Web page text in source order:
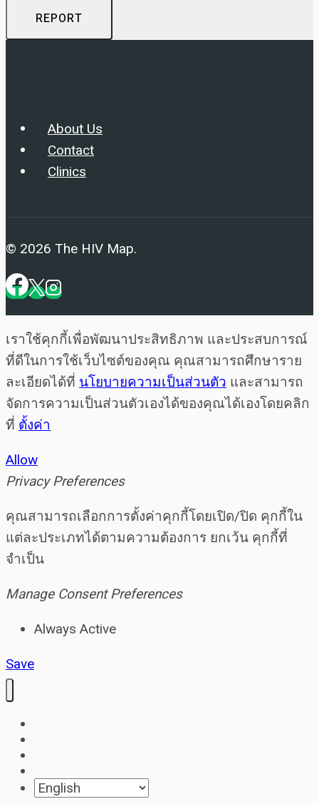
REPORT
About Us
Contact
Clinics
© 2026 The HIV Map.
เราใช้คุกกี้เพื่อพัฒนาประสิทธิภาพ และประสบการณ์
ที่ดีในการใช้เว็บไซต์ของคุณ คุณสามารถศึกษาราย
ละเอียดได้ที่ นโยบายความเป็นส่วนตัว และสามารถ
จัดการความเป็นส่วนตัวเองได้ของคุณได้เองโดยคลิก
ที่ ตั้งค่า
Allow
Privacy Preferences
คุณสามารถเลือกการตั้งค่าคุกกี้โดยเปิด/ปิด คุกกี้ใน
แต่ละประเภทได้ตามความต้องการ ยกเว้น คุกกี้ที่
จำเป็น
Manage Consent Preferences
Always Active
Save